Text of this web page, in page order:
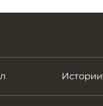
Истории